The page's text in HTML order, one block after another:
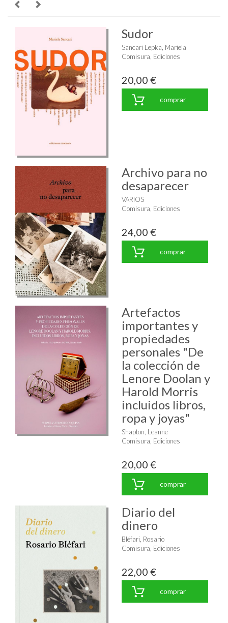
Sudor
Sancari Lepka, Mariela
Comisura, Ediciones
20,00 €
comprar
Archivo para no
desaparecer
VARIOS
Comisura, Ediciones
24,00 €
comprar
Artefactos
importantes y
propiedades
personales "De
la colección de
Lenore Doolan y
Harold Morris
incluidos libros,
ropa y joyas"
Shapton, Leanne
Comisura, Ediciones
20,00 €
comprar
Diario del
dinero
Bléfari, Rosario
Comisura, Ediciones
22,00 €
comprar